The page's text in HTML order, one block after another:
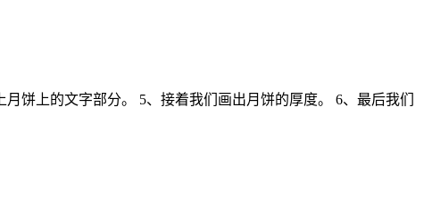
饼上的文字部分。 5、接着我们画出月饼的厚度。 6、最后我们